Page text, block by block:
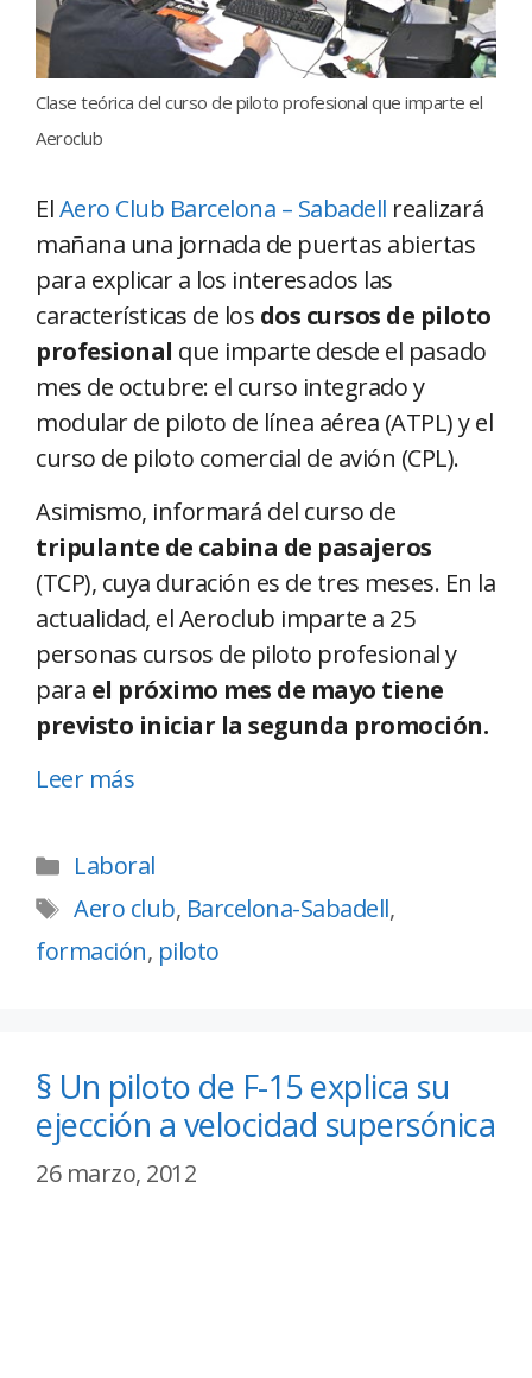
Clase teórica del curso de piloto profesional que imparte el
Aeroclub
ElAero Club Barcelona – Sabadell realizará
mañana una jornada de puertas abiertas
para explicar a los interesados las
características de los dos cursos de piloto
profesional que imparte desde el pasado
mes de octubre: el curso integrado y
modular de piloto de línea aérea (ATPL) y el
curso de piloto comercial de avión (CPL).
Asimismo, informará del curso de
tripulante de cabina de pasajeros
(TCP), cuya duración es de tres meses. En la
actualidad, el Aeroclub imparte a 25
personas cursos de piloto profesional y
para el próximo mes de mayo tiene
previsto iniciar la segunda promoción.
Leer más
Laboral
Aero club, Barcelona-Sabadell,
formación, piloto
§ Un piloto de F-15 explica su
ejección a velocidad supersónica
26 marzo, 2012